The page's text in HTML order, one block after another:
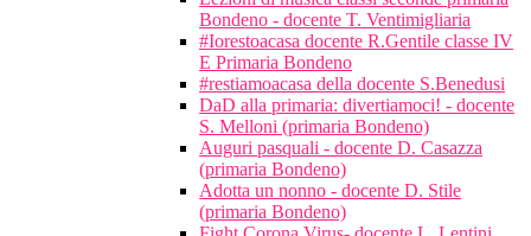
Bondeno - docente T. Ventimigliaria
#Iorestoacasa docente R.Gentile classe IV
E Primaria Bondeno
#restiamoacasa della docente S.Benedusi
DaD alla primaria: divertiamoci! - docente
S. Melloni (primaria Bondeno)
Auguri pasquali - docente D. Casazza
(primaria Bondeno)
Adotta un nonno - docente D. Stile
(primaria Bondeno)